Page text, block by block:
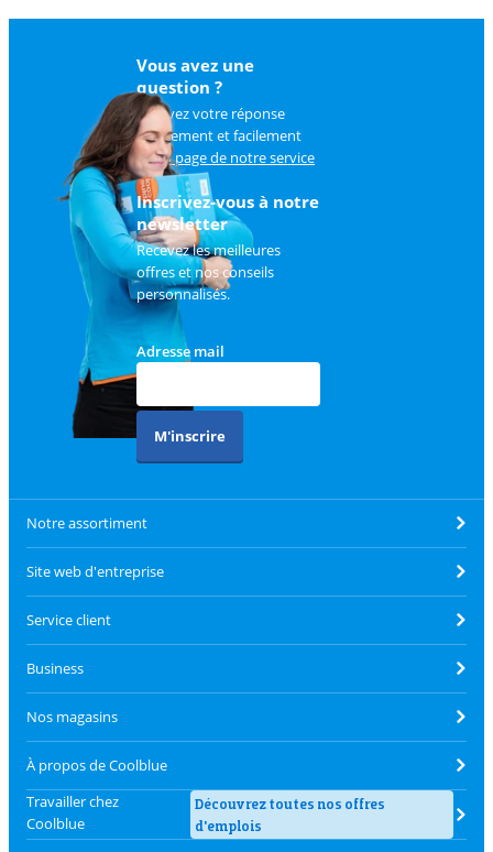
Vous avez une
question ?
Trouvez votre réponse
rapidement et facilement
surla page de notre service
client.
Inscrivez-vous à notre
newsletter
Recevez les meilleures
offres et nos conseils
personnalisés.
Adresse mail
M'inscrire
Notre assortiment
Site web d'entreprise
Service client
Business
Nos magasins
À propos de Coolblue
Travailler chez
Coolblue
Découvrez toutes nos offres
d'emplois